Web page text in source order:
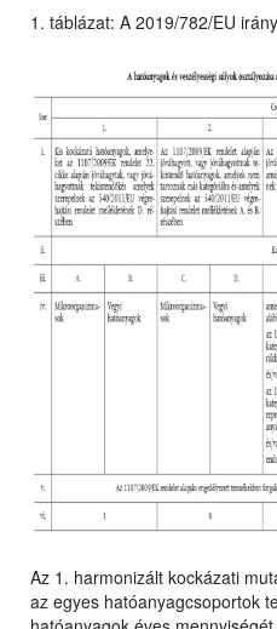
1. táblázat: A 2019/782/EU
Az 1. harmonizált kockázati
az egyes hatóanyagcsoportok